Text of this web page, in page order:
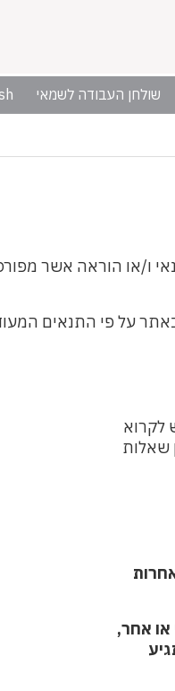
שולחן העבודה לשמאי
ו/או הוראה אשר
על פי התנאים
לקרוא
שאלות
אחר,